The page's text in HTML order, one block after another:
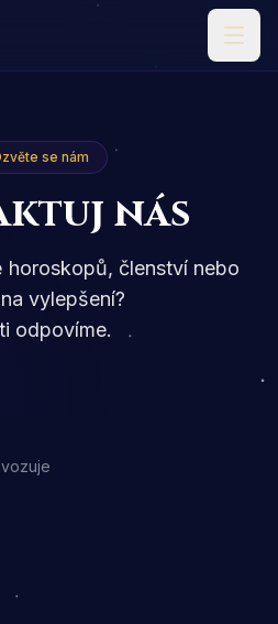
se nám
nás
horoskopů, členství nebo
vylepšení?
odpovíme.